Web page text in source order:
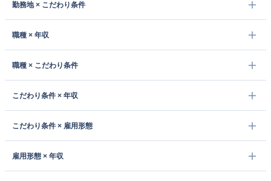
勤務地 × こだわり条件
職種 × 年収
職種 × こだわり条件
こだわり条件 × 年収
こだわり条件 × 雇用形態
雇用形態 × 年収